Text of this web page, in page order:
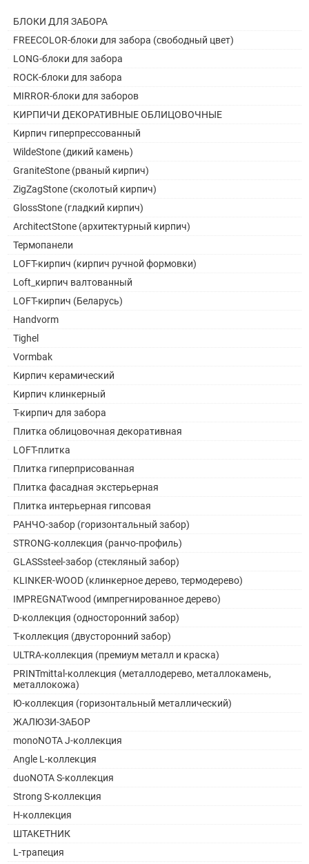
БЛОКИ ДЛЯ ЗАБОРА
FREECOLOR-блоки для забора (свободный цвет)
LONG-блоки для забора
ROCK-блоки для забора
MIRROR-блоки для заборов
КИРПИЧИ ДЕКОРАТИВНЫЕ ОБЛИЦОВОЧНЫЕ
Кирпич гиперпрессованный
WildeStone (дикий камень)
GraniteStone (рваный кирпич)
ZigZagStone (сколотый кирпич)
GlossStone (гладкий кирпич)
ArchitectStone (архитектурный кирпич)
Термопанели
LOFT-кирпич (кирпич ручной формовки)
Loft_кирпич валтованный
LOFT-кирпич (Беларусь)
Handvorm
Tighel
Vormbak
Кирпич керамический
Кирпич клинкерный
Т-кирпич для забора
Плитка облицовочная декоративная
LOFT-плитка
Плитка гиперприсованная
Плитка фасадная экстерьерная
Плитка интерьерная гипсовая
РАНЧО-забор (горизонтальный забор)
STRONG-коллекция (ранчо-профиль)
GLASSsteel-забор (стекляный забор)
KLINKER-WOOD (клинкерное дерево, термодерево)
IMPREGNATwood (импрегнированное дерево)
D-коллекция (односторонний забор)
Т-коллекция (двусторонний забор)
ULTRA-коллекция (премиум металл и краска)
PRINTmittal-коллекция (металлодерево, металлокамень,
металлокожа)
Ю-коллекция (горизонтальный металлический)
ЖАЛЮЗИ-ЗАБОР
monoNOTA J-коллекция
Angle L-коллекция
duoNOTA S-коллекция
Strong S-коллекция
H-коллекция
ШТАКЕТНИК
L-трапеция